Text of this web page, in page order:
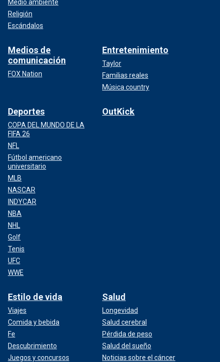
Medio ambiente
Religión
Escándalos
Medios de
comunicación
FOX Nation
Entretenimiento
Taylor
Familias reales
Música country
Deportes
COPA DEL MUNDO DE LA
FIFA 26
NFL
Fútbol americano
universitario
MLB
NASCAR
INDYCAR
NBA
NHL
Golf
Tenis
UFC
WWE
OutKick
Estilo de vida
Viajes
Comida y bebida
Fe
Descubrimiento
Juegos y concursos
Salud
Longevidad
Salud cerebral
Pérdida de peso
Salud del sueño
Noticias sobre el cáncer